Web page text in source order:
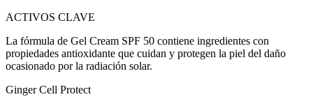
ACTIVOS CLAVE
La fórmula de Gel Cream SPF 50 contiene ingredientes con
propiedades antioxidante que cuidan y protegen la piel del daño
ocasionado por la radiación solar.
Ginger Cell Protect